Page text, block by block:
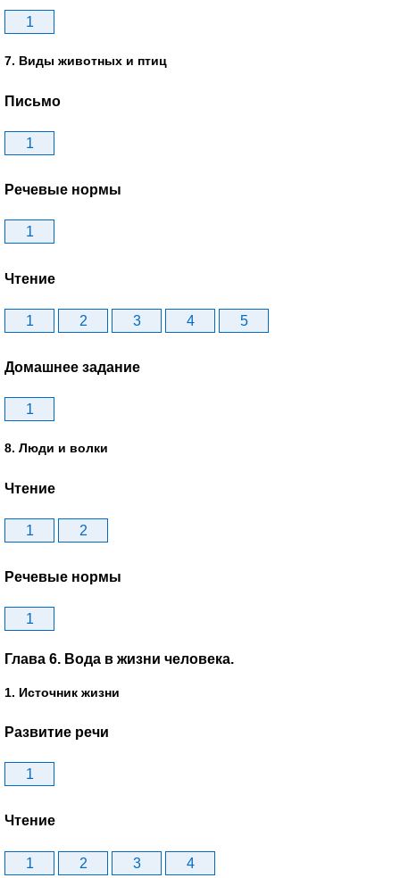
1
7. Виды животных и птиц
Письмо
1
Речевые нормы
1
Чтение
1 2 3 4 5
Домашнее задание
1
8. Люди и волки
Чтение
1 2
Речевые нормы
1
Глава 6. Вода в жизни человека.
1. Источник жизни
Развитие речи
1
Чтение
1 2 3 4